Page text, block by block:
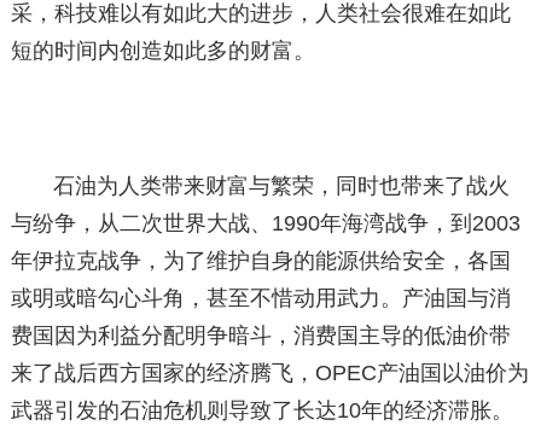
采，科技难以有如此大的进步，人类社会很难在如此
短的时间内创造如此多的财富。
石油为人类带来财富与繁荣，同时也带来了战火
与纷争，从二次世界大战、1990年海湾战争，到2003
年伊拉克战争，为了维护自身的能源供给安全，各国
或明或暗勾心斗角，甚至不惜动用武力。产油国与消
费国因为利益分配明争暗斗，消费国主导的低油价带
来了战后西方国家的经济腾飞，OPEC产油国以油价为
武器引发的石油危机则导致了长达10年的经济滞胀。